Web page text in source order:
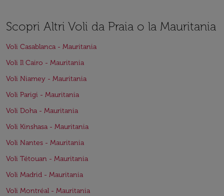
Scopri Altri Voli da Praia o la Mauritania
Voli Casablanca - Mauritania
Voli Il Cairo - Mauritania
Voli Niamey - Mauritania
Voli Parigi - Mauritania
Voli Doha - Mauritania
Voli Kinshasa - Mauritania
Voli Nantes - Mauritania
Voli Tétouan - Mauritania
Voli Madrid - Mauritania
Voli Montréal - Mauritania